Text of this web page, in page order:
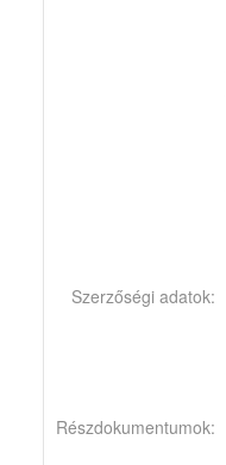
Szerzőségi adatok:
Részdokumentumok: